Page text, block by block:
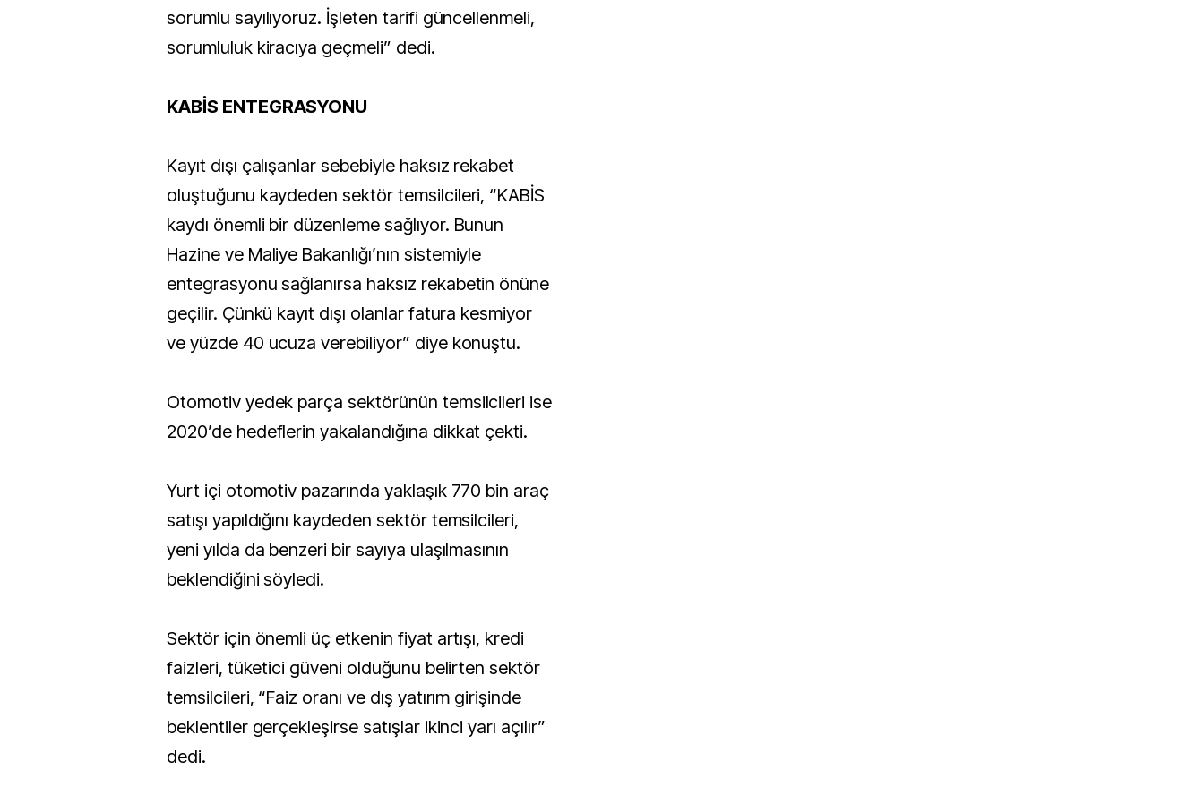
sorumlu sayılıyoruz. İşleten tarifi güncellenmeli,
sorumluluk kiracıya geçmeli” dedi.
KABİS ENTEGRASYONU
Kayıt dışı çalışanlar sebebiyle haksız rekabet
oluştuğunu kaydeden sektör temsilcileri, “KABİS
kaydı önemli bir düzenleme sağlıyor. Bunun
Hazine ve Maliye Bakanlığı’nın sistemiyle
entegrasyonu sağlanırsa haksız rekabetin önüne
geçilir. Çünkü kayıt dışı olanlar fatura kesmiyor
ve yüzde 40 ucuza verebiliyor” diye konuştu.
Otomotiv yedek parça sektörünün temsilcileri ise
2020’de hedeflerin yakalandığına dikkat çekti.
Yurt içi otomotiv pazarında yaklaşık 770 bin araç
satışı yapıldığını kaydeden sektör temsilcileri,
yeni yılda da benzeri bir sayıya ulaşılmasının
beklendiğini söyledi.
Sektör için önemli üç etkenin fiyat artışı, kredi
faizleri, tüketici güveni olduğunu belirten sektör
temsilcileri, “Faiz oranı ve dış yatırım girişinde
beklentiler gerçekleşirse satışlar ikinci yarı açılır”
dedi.